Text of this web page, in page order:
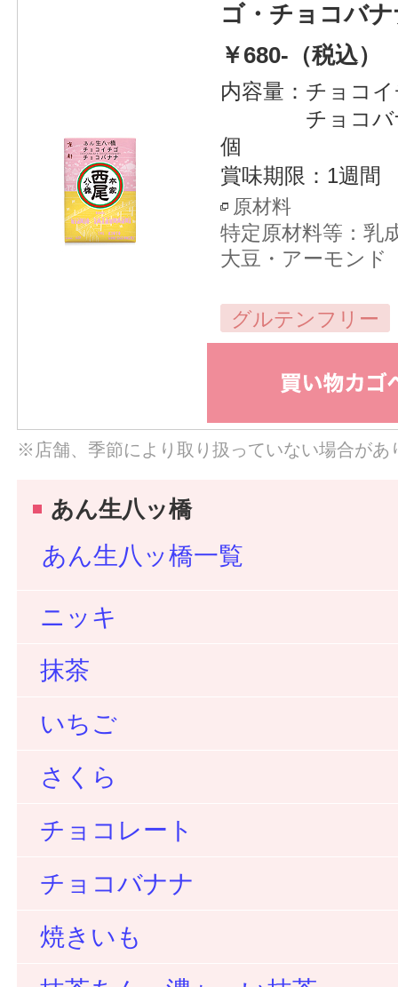
ゴ・チョコバ
￥680-（税込）
内容量：チョコ
チョコバ
個
賞味期限：1週間
原材料
特定原材料等：乳
大豆・アーモンド
グルテンフリー
※店舗、季節により取り扱っていない場合があ
あん生八ッ橋
あん生八ッ橋一覧
ニッキ
抹茶
いちご
さくら
チョコレート
チョコバナナ
焼きいも